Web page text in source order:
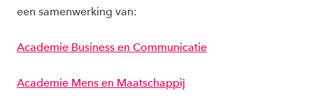
een samenwerking van:
Academie Business en Communicatie
Academie Mens en Maatschappij